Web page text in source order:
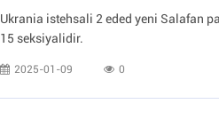
Ukrania istehsali 2 eded yeni Salafan
15 seksiyalidir.
2025-01-09 0